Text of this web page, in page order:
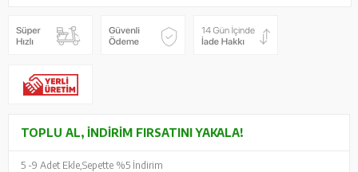
TOPLU AL, İNDIRIM FIRSATINI YAKALA!
5 -9 Adet Ekle, Sepette %5 İndirim